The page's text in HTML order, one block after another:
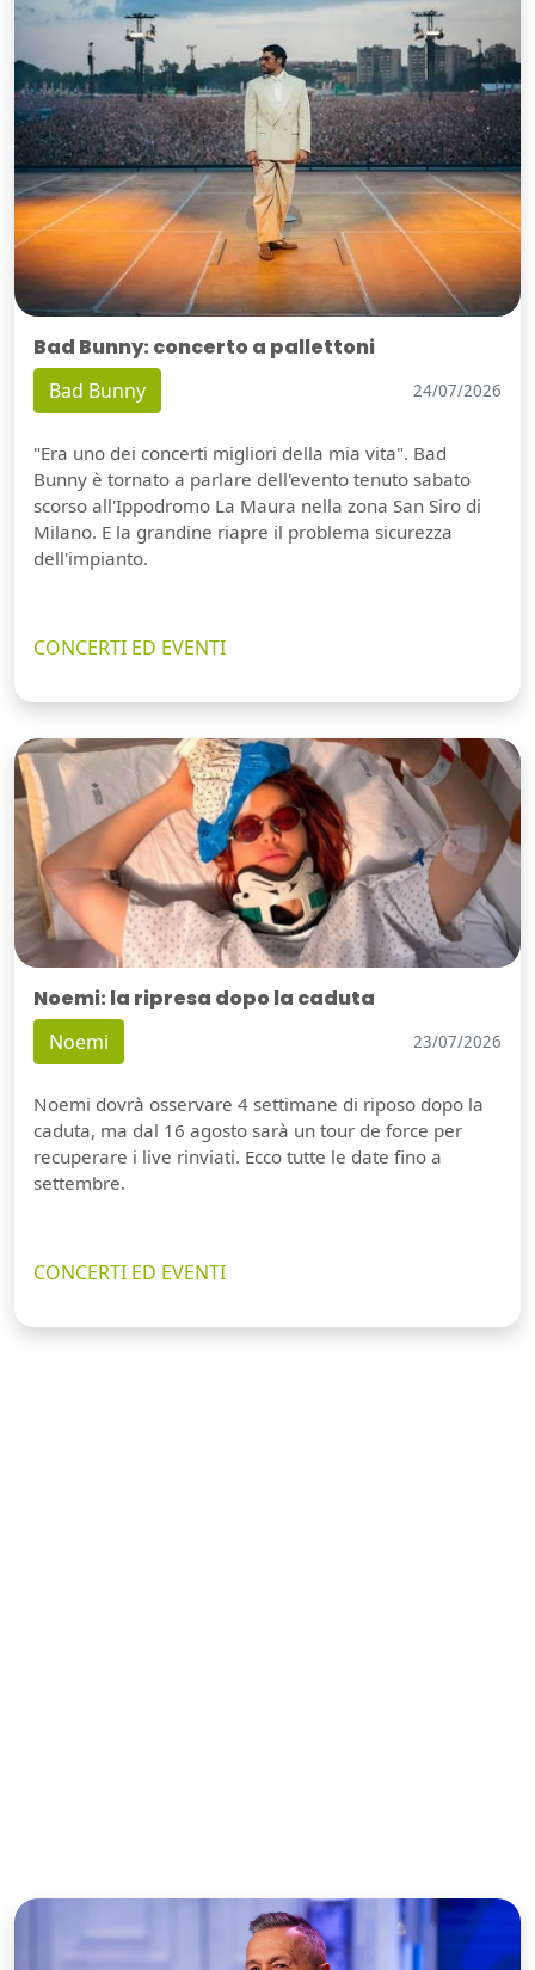
Bad Bunny: concerto a pallettoni
Bad Bunny 24/07/2026
"Era uno dei concerti migliori della mia vita". Bad
Bunny è tornato a parlare dell'evento tenuto sabato
scorso all'Ippodromo La Maura nella zona San Siro di
Milano. E la grandine riapre il problema sicurezza
dell'impianto.
CONCERTI ED EVENTI
Noemi: la ripresa dopo la caduta
Noemi 23/07/2026
Noemi dovrà osservare 4 settimane di riposo dopo la
caduta, ma dal 16 agosto sarà un tour de force per
recuperare i live rinviati. Ecco tutte le date fino a
settembre.
CONCERTI ED EVENTI